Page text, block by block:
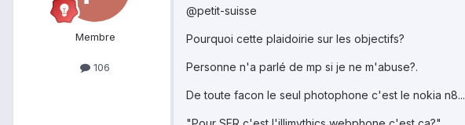
Membre
106
@petit-suisse
Pourquoi cette plaidoirie sur les objectifs?
Personne n'a parlé de mp si je ne m'abuse?.
De toute facon le seul photophone c'est le nokia n8...